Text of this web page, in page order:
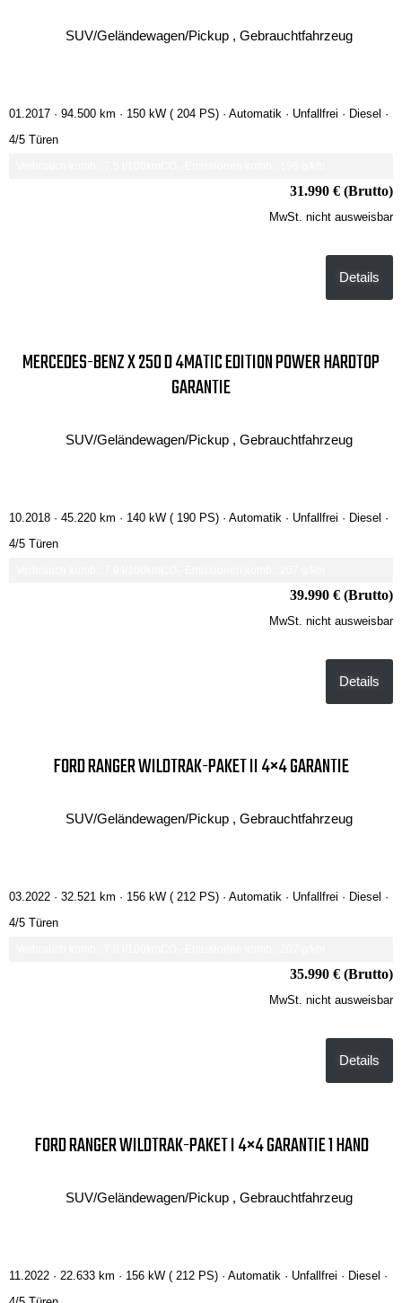
SUV/Geländewagen/Pickup , Gebrauchtfahrzeug
01.2017 · 94.500 km · 150 kW ( 204 PS) · Automatik · Unfallfrei · Diesel ·
4/5 Türen
31.990 € (Brutto)
MwSt. nicht ausweisbar
Details
MERCEDES-BENZ X 250 D 4MATIC EDITION POWER HARDTOP
GARANTIE
SUV/Geländewagen/Pickup , Gebrauchtfahrzeug
10.2018 · 45.220 km · 140 kW ( 190 PS) · Automatik · Unfallfrei · Diesel ·
4/5 Türen
39.990 € (Brutto)
MwSt. nicht ausweisbar
Details
FORD RANGER WILDTRAK-PAKET II 4×4 GARANTIE
SUV/Geländewagen/Pickup , Gebrauchtfahrzeug
03.2022 · 32.521 km · 156 kW ( 212 PS) · Automatik · Unfallfrei · Diesel ·
4/5 Türen
35.990 € (Brutto)
MwSt. nicht ausweisbar
Details
FORD RANGER WILDTRAK-PAKET I 4×4 GARANTIE 1 HAND
SUV/Geländewagen/Pickup , Gebrauchtfahrzeug
11.2022 · 22.633 km · 156 kW ( 212 PS) · Automatik · Unfallfrei · Diesel ·